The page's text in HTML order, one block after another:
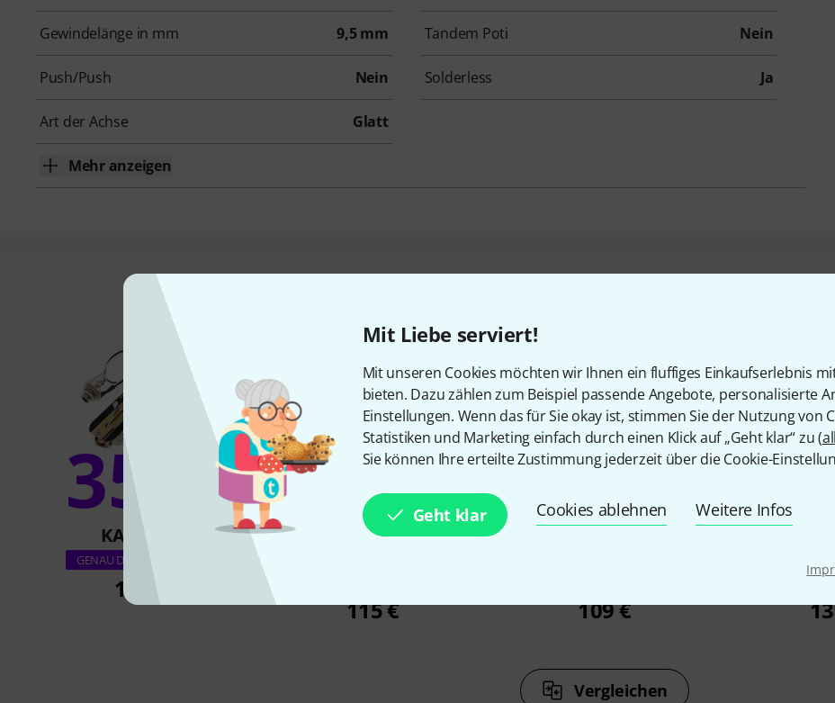
Mit Liebe serviert!
Mit unseren Cookies möchten wir Ihnen ein fluffiges Einkaufserlebnis
bieten. Dazu zählen zum Beispiel passende Angebote, personalisierte
Einstellungen. Wenn das für Sie okay ist, stimmen Sie der Nutzung von
Statistiken und Marketing einfach durch einen Klick auf „Geht klar“ zu (
Sie können Ihre erteilte Zustimmung jederzeit über die Cookie-
Geht klar Cookies ablehnen Weitere Infos
Gewindelänge in mm 9,5 mm Tandem Poti Nein
Push/Push Nein Solderless Ja
Art der Achse Glatt
Mehr anzeigen
Das kauften Kunden, die sich dieses Produkt
35%
KAUFTEN
GENAU DIESES PRODUKT
105 €
9%
KAUFTEN
115 €
8%
109 €
Vergleichen